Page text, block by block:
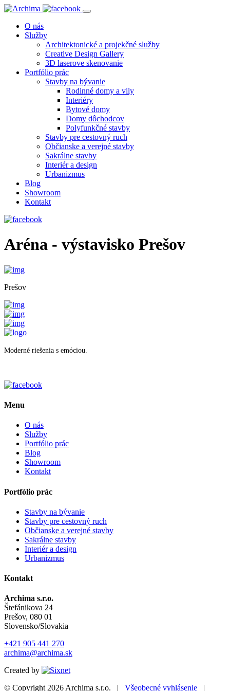
O nás
Služby
Architektonické a projekčné služby
Creative Design Gallery
3D laserove skenovanie
Portfólio prác
Stavby na bývanie
Rodinné domy a vily
Interiéry
Bytové domy
Domy dôchodcov
Polyfunkčné stavby
Stavby pre cestovný ruch
Občianske a verejné stavby
Sakrálne stavby
Interiér a design
Urbanizmus
Blog
Showroom
Kontakt
Aréna - výstavisko Prešov
Prešov
Moderné riešenia s emóciou.
Menu
O nás
Služby
Portfólio prác
Blog
Showroom
Kontakt
Portfólio prác
Stavby na bývanie
Stavby pre cestovný ruch
Občianske a verejné stavby
Sakrálne stavby
Interiér a design
Urbanizmus
Kontakt
Archima s.r.o.
Štefánikova 24
Prešov, 080 01
Slovensko/Slovakia
+421 905 441 270
archima@archima.sk
Created by
© Copyright 2026Archima s.r.o. Všeobecné vyhlásenie